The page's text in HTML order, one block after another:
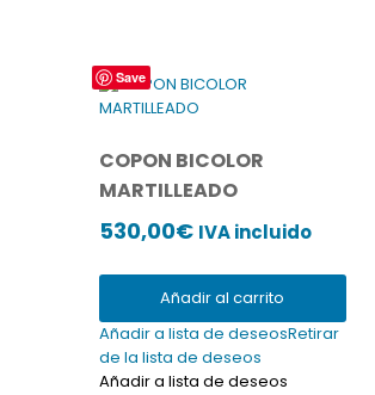
Save
COPON BICOLOR
MARTILLEADO
530,00€ IVA incluido
Añadir al carrito
Añadir a lista de deseosRetirar
de la lista de deseos
Añadir a lista de deseos